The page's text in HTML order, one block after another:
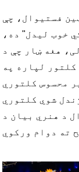
لالټین فستیوال، چې
خوب لیدل" ده،
هغه ښار چې د
کلتور لپاره په
محسوس کلتوري
شوي کلتوري
د هنري بیان د